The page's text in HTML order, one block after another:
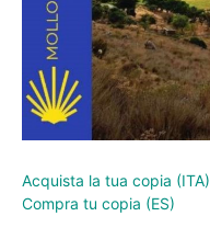
Acquista la tua copia (ITA)
Compra tu copia (ES)